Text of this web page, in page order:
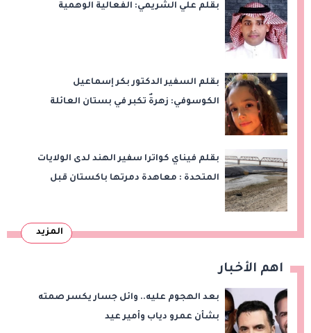
بقلم علي الشريمي: الفعالية الوهمية
بقلم السفير الدكتور بكر إسماعيل
الكوسوفي: زهرةٌ تكبر في بستان العائلة
بقلم فيناي كواترا سفير الهند لدى الولايات
المتحدة : معاهدة دمرتها باكستان قبل
المزيد
اهم الأخبار
بعد الهجوم عليه.. وائل جسار يكسر صمته
بشأن عمرو دياب وأمير عيد